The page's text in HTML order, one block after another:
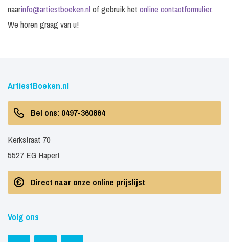
naarinfo@artiestboeken.nlof gebruik het online contactformulier.
We horen graag van u!
ArtiestBoeken.nl
Bel ons: 0497-360864
Kerkstraat 70
5527 EG Hapert
Direct naar onze online prijslijst
Volg ons